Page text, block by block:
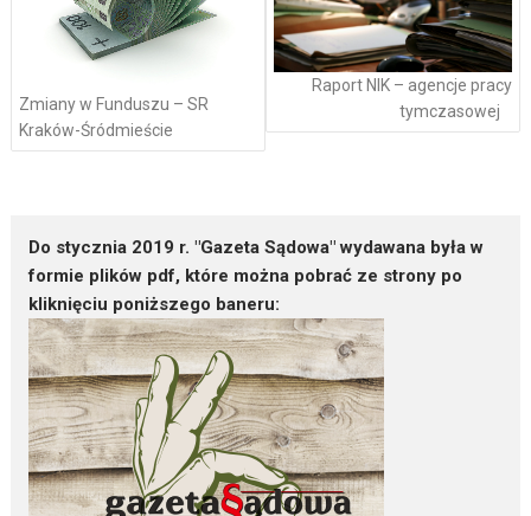
Zmiany w Funduszu – SR
Kraków-Śródmieście
Raport NIK – agencje pracy
tymczasowej
Do stycznia 2019 r. "Gazeta Sądowa" wydawana była w
formie plików pdf, które można pobrać ze strony po
kliknięciu poniższego baneru: